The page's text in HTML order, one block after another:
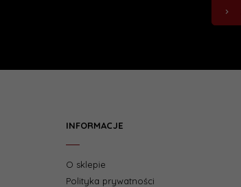
INFORMACJE
O sklepie
Polityka prywatności